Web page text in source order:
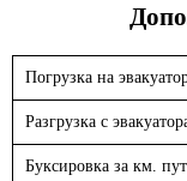
Погрузка на
Разгрузка с
Буксировка за км.